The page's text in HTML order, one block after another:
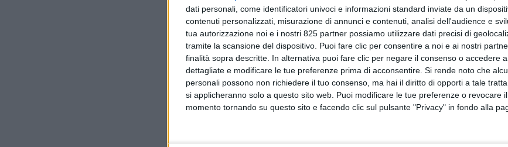
dati personali, come identificatori univoci e informazioni standard inviate da un
contenuti personalizzati, misurazione di annunci e contenuti, analisi dell'audience e
tua autorizzazione noi e i nostri 825 partner possiamo utilizzare dati precisi di
tramite la scansione del dispositivo. Puoi fare clic per consentire a noi e ai nostri
finalità sopra descritte. In alternativa puoi fare clic per negare il consenso o accedere
dettagliate e modificare le tue preferenze prima di acconsentire. Si rende noto che
personali possono non richiedere il tuo consenso, ma hai il diritto di opporti a tale
si applicheranno solo a questo sito web. Puoi modificare le tue preferenze o revocare
momento tornando su questo sito e facendo clic sul pulsante "Privacy" in fondo alla